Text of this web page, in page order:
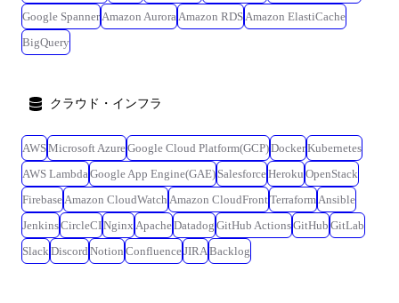
Google Spanner Amazon Aurora Amazon RDS Amazon ElastiCache
BigQuery
クラウド・インフラ
AWSMicrosoft AzureGoogle Cloud Platform(GCP)DockerKubernetes
AWS Lambda Google App Engine(GAE) SalesforceHeroku OpenStack
Firebase Amazon CloudWatch Amazon CloudFrontTerraform Ansible
JenkinsCircleCINginx ApacheDatadog GitHub ActionsGitHub GitLab
Slack Discord Notion ConfluenceJIRA Backlog